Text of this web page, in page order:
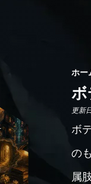
ホー
ボ
更新
ボ
の
属